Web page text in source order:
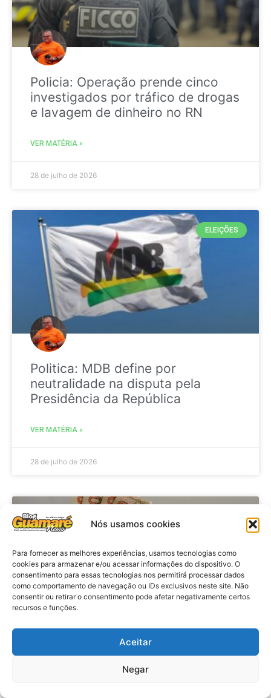
Nós usamos cookies
Para fornecer as melhores experiências, usamos tecnologias como
cookies para armazenar e/ou acessar informações do dispositivo. O
consentimento para essas tecnologias nos permitirá processar dados
como comportamento de navegação ou IDs exclusivos neste site. Não
consentir ou retirar o consentimento pode afetar negativamente certos
recursos e funções.
Aceitar
Negar
Policia: Operação prende cinco
investigados por tráfico de drogas
e lavagem de dinheiro no RN
VER MATÉRIA »
28 de julho de 2026
ELEIÇÕES
Politica: MDB define por
neutralidade na disputa pela
Presidência da República
VER MATÉRIA »
28 de julho de 2026
Economia: Beneficiários com NIS
de final 7 recebem Bolsa Família